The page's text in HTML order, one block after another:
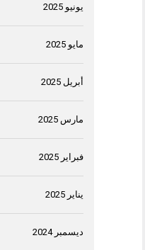
يونيو 2025
مايو 2025
أبريل 2025
مارس 2025
فبراير 2025
يناير 2025
ديسمبر 2024